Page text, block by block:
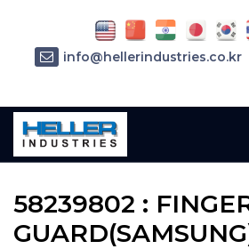
Home»Parts»58239802
58239802 :
info@hellerindustries.co.kr